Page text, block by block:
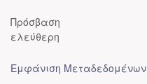
Πρόσβαση
ελεύθερη
Εμφάνιση Μεταδεδομένων